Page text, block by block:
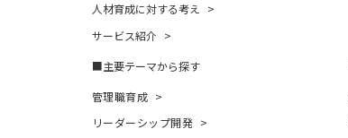
人材育成に対する考え
サービス紹介
主要テーマから探す
管理職育成
リーダーシップ開発